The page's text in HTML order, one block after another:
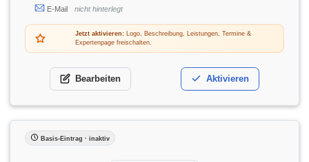
E-Mail
nicht hinterlegt
Jetzt aktivieren:Logo, Beschreibung, Leistungen, Termine &
Expertenpage freischalten.
Bearbeiten Aktivieren
Basis-Eintrag · inaktiv